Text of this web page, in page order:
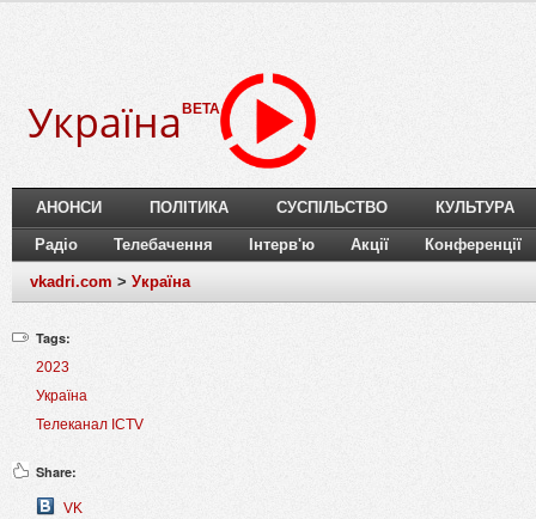
Україна BETA
АНОНСИ ПОЛІТИКА СУСПІЛЬСТВО КУЛЬТУРА
Радіо Телебачення Інтерв'ю Акції Конференції
vkadri.com > Україна
Tags:
2023
Україна
Телеканал ICTV
Share:
VK